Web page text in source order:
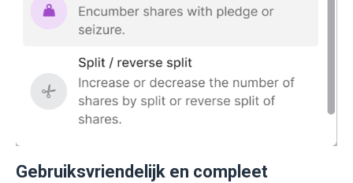
Gebruiksvriendelijk en compleet